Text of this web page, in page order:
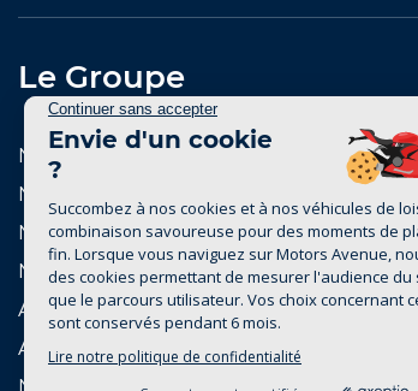
Le Groupe
Notre histoire
Notre réseau de concessions
Notre réseau de marques
Nous rejoindre
Actualités
Automobile